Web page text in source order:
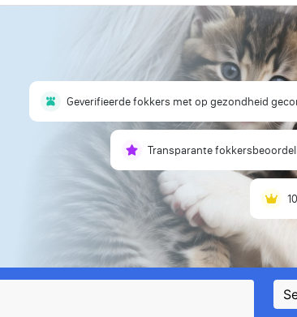
Geverifieerde fokkers met op gezondheid
Transparante